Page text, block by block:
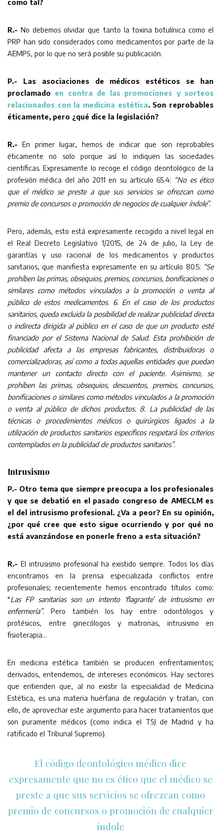
como tal?
R.-No debemos olvidar que tanto la toxina botulínica como el
PRP han sido considerados como medicamentos por parte de la
AEMPS, por lo que no será posible su publicación.
P.- Las asociaciones de médicos estéticos se han
proclamado en contra de las promociones y sorteos
relacionados con la medicina estética. Son reprobables
éticamente, pero ¿qué dice la legislación?
R.- En primer lugar, hemos de indicar que son reprobables
éticamente no solo porque así lo indiquen las sociedades
científicas. Expresamente lo recoge el código deontológico de la
profesión médica del año 2011 en su artículo 65.4: “No es ético
que el médico se preste a que sus servicios se ofrezcan como
premio de concursos o promoción de negocios de cualquier índole”.
Pero, además, esto está expresamente recogido a nivel legal en
el Real Decreto Legislativo 1/2015, de 24 de julio, la Ley de
garantías y uso racional de los medicamentos y productos
sanitarios, que manifiesta expresamente en su artículo 80.5: “Se
prohíben las primas, obsequios, premios, concursos, bonificaciones o
similares como métodos vinculados a la promoción o venta al
público de estos medicamentos. 6. En el caso de los productos
sanitarios, queda excluida la posibilidad de realizar publicidad directa
o indirecta dirigida al público en el caso de que un producto esté
financiado por el Sistema Nacional de Salud. Esta prohibición de
publicidad afecta a las empresas fabricantes, distribuidoras o
comercializadoras, así como a todas aquellas entidades que puedan
mantener un contacto directo con el paciente. Asimismo, se
prohíben las primas, obsequios, descuentos, premios, concursos,
bonificaciones o similares como métodos vinculados a la promoción
o venta al público de dichos productos. 8. La publicidad de las
técnicas o procedimientos médicos o quirúrgicos ligados a la
utilización de productos sanitarios específicos respetará los criterios
contemplados en la publicidad de productos sanitarios”.
Intrusismo
P.- Otro tema que siempre preocupa a los profesionales
y que se debatió en el pasado congreso de AMECLM es
el del intrusismo profesional. ¿Va a peor? En su opinión,
¿por qué cree que esto sigue ocurriendo y por qué no
está avanzándose en ponerle freno a esta situación?
R.- El intrusismo profesional ha existido siempre. Todos los días
encontramos en la prensa especializada conflictos entre
profesionales; recientemente hemos encontrado títulos como:
“Las FP sanitarias son un intento ‘flagrante’ de intrusismo en
enfermería”. Pero también los hay entre odontólogos y
protésicos, entre ginecólogos y matronas, intrusismo en
fisioterapia…
En medicina estética también se producen enfrentamientos;
derivados, entendemos, de intereses económicos. Hay sectores
que entienden que, al no existir la especialidad de Medicina
Estética, es una materia huérfana de regulación y tratan, con
ello, de aprovechar este argumento para hacer tratamientos que
son puramente médicos (como indica el TSJ de Madrid y ha
ratificado el Tribunal Supremo).
El código deontológico médico dice
expresamente que no es ético que el médico se
preste a que sus servicios se ofrezcan como
premio de concursos o promoción de cualquier
índole